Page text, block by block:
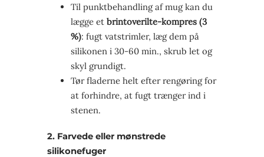
Til punktbehandling af mug kan du
lægge et brintoverilte-kompres (3
%): fugt vatstrimler, læg dem på
silikonen i 30-60 min., skrub let og
skyl grundigt.
Tør fladerne helt efter rengøring for
at forhindre, at fugt trænger ind i
stenen.
2. Farvede eller mønstrede
silikonefuger